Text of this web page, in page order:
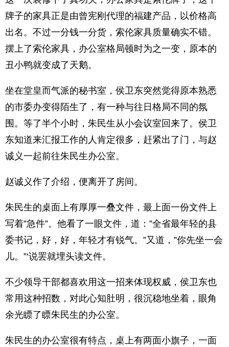
牌子的家具正是由曾宪刚代理的福建产品，以价格高
出名。不过一分钱一分货，索伦家具质量确实不错。
摆上了索伦家具，办公室格局顿时为之一变，原本的
丑小鸭就变成了天鹅。
坐在堂皇而气派的秘书室，侯卫东突然觉得原本熟悉
的市委办变得陌生了，有一种与往日格局不同的氛
围。等了半个小时，朱民生从小会议室回来了。侯卫
东知道来汇报工作的人肯定很多，赶紧出了门，与赵
诚义一起前往朱民生办公室。
赵诚义作了介绍，便离开了房间。
朱民生的桌面上有厚厚一叠文件，最上面一份文件上
写着”急件”。他看了一眼文件，道：”全省最年轻的县
委书记，好，好，年轻才有锐气。”又道，”你先坐一会
儿。”‘说罢就埋头读文件。
不少领导干部都喜欢用这一招来体现权威，侯卫东也
常用这种招数，对此心知肚明，很沉稳地坐着，眼角
余光瞟了瞟朱民生的办公室。
朱民生的办公室很有特点，桌上有两面小旗子，一面